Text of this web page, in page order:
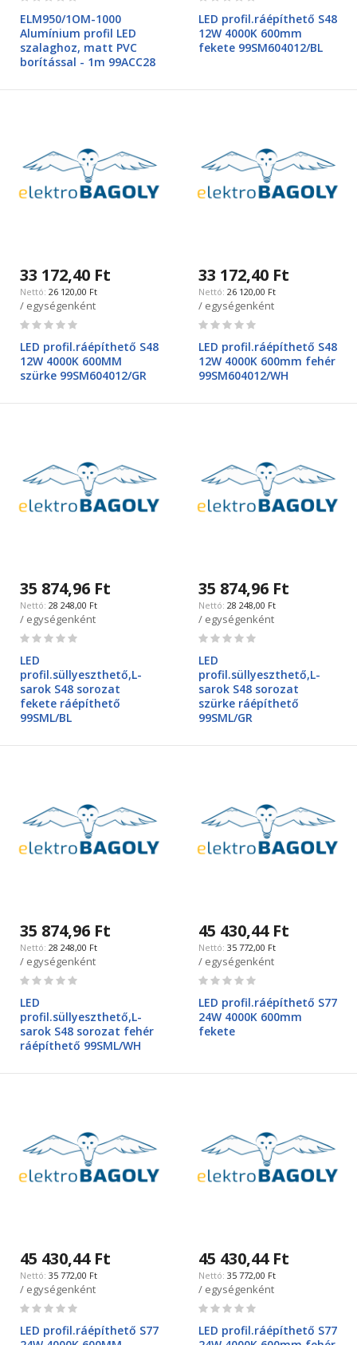
ELM950/1OM-1000
Alumínium profil LED
szalaghoz, matt PVC
borítással - 1m 99ACC28
LED profil.ráépíthető S48
12W 4000K 600mm
fekete 99SM604012/BL
33 172,40 Ft
26 120,00 Ft
/ egységenként
Rating:
LED profil.ráépíthető S48
12W 4000K 600MM
szürke 99SM604012/GR
33 172,40 Ft
26 120,00 Ft
/ egységenként
Rating:
LED profil.ráépíthető S48
12W 4000K 600mm fehér
99SM604012/WH
35 874,96 Ft
28 248,00 Ft
/ egységenként
Rating:
LED
profil.süllyeszthető,L-
sarok S48 sorozat
fekete ráépíthető
99SML/BL
35 874,96 Ft
28 248,00 Ft
/ egységenként
Rating:
LED
profil.süllyeszthető,L-
sarok S48 sorozat
szürke ráépíthető
99SML/GR
35 874,96 Ft
28 248,00 Ft
/ egységenként
Rating:
LED
profil.süllyeszthető,L-
sarok S48 sorozat fehér
ráépíthető 99SML/WH
45 430,44 Ft
35 772,00 Ft
/ egységenként
Rating:
LED profil.ráépíthető S77
24W 4000K 600mm
fekete
45 430,44 Ft
35 772,00 Ft
/ egységenként
Rating:
LED profil.ráépíthető S77
45 430,44 Ft
35 772,00 Ft
/ egységenként
Rating:
LED profil.ráépíthető S77